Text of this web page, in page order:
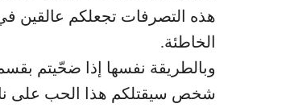
هذه التصرفات تجعلكم عالقين في
الخاطئة.
وبالطريقة نفسها إذا ضحّيتم
شخص سيقتلكم هذا الحب على